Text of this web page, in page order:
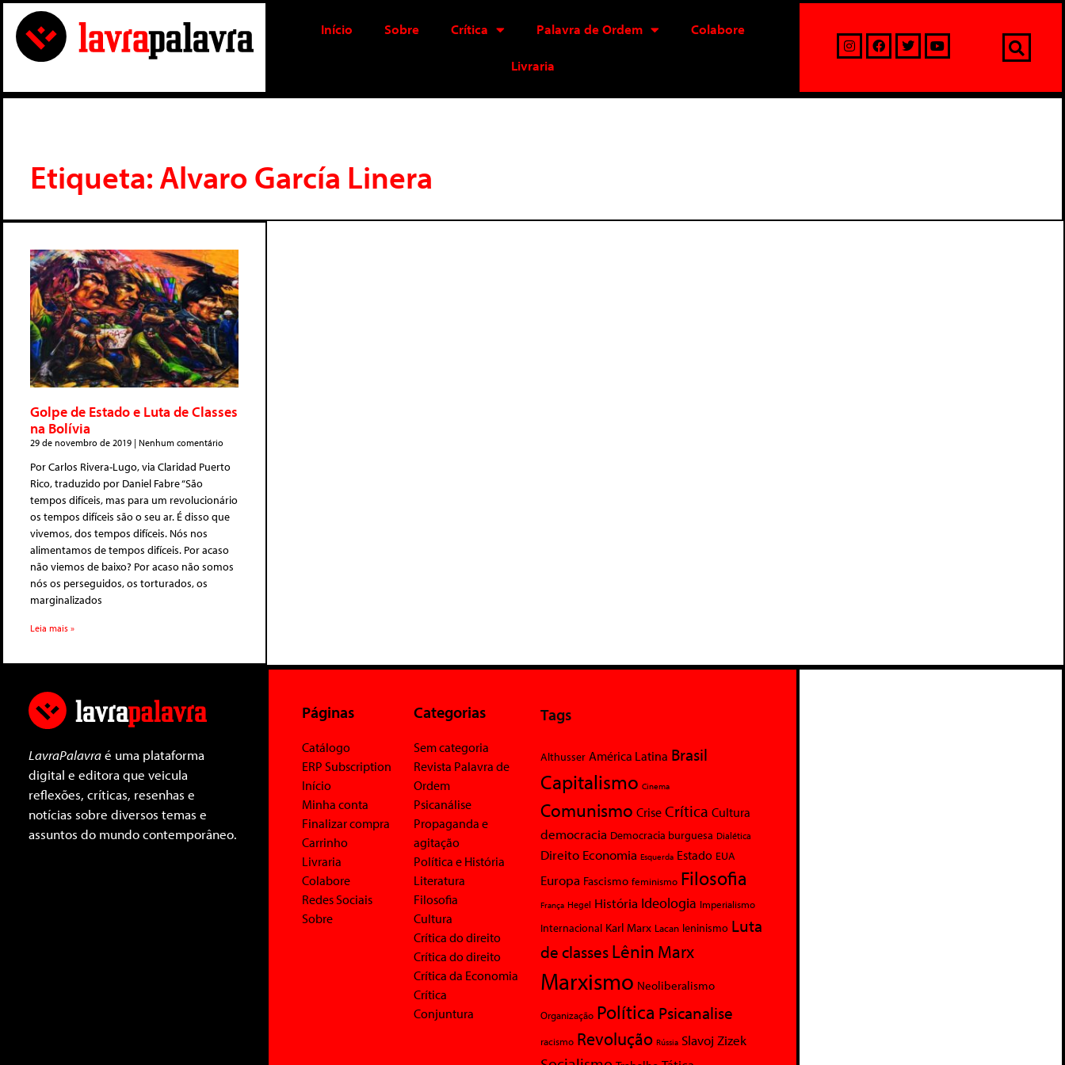
Início Sobre Crítica Palavra de Ordem Colabore
Livraria
Etiqueta: Alvaro García Linera
Golpe de Estado e Luta de Classes
na Bolívia
29 de novembro de 2019 Nenhum comentário
Por Carlos Rivera-Lugo, via Claridad Puerto
Rico, traduzido por Daniel Fabre “São
tempos difíceis, mas para um revolucionário
os tempos difíceis são o seu ar. É disso que
vivemos, dos tempos difíceis. Nós nos
alimentamos de tempos difíceis. Por acaso
não viemos de baixo? Por acaso não somos
nós os perseguidos, os torturados, os
marginalizados
Leia mais »
LavraPalavraé uma plataforma
digital e editora que veicula
reflexões, críticas, resenhas e
notícias sobre diversos temas e
assuntos do mundo contemporâneo.
Páginas
Catálogo
ERP Subscription
Início
Minha conta
Finalizar compra
Carrinho
Livraria
Colabore
Redes Sociais
Sobre
Categorias
Sem categoria
Revista Palavra de
Ordem
Psicanálise
Propaganda e
agitação
Política e História
Literatura
Filosofia
Cultura
Crítica do direito
Crítica do direito
Crítica da Economia
Crítica
Conjuntura
Tags
Althusser América Latina Brasil
Capitalismo Cinema
Comunismo Crise Crítica Cultura
democracia Democracia burguesa Dialética
Direito Economia Esquerda Estado EUA
Europa Fascismo feminismo Filosofia
França Hegel História Ideologia Imperialismo
Internacional Karl Marx Lacan leninismo Luta
de classesLênin Marx
Marxismo Neoliberalismo
Organização Política Psicanalise
racismo Revolução Rússia Slavoj Zizek